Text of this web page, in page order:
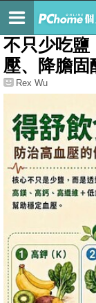
最新文章
不只少吃鹽
壓、降膽
Rex Wu